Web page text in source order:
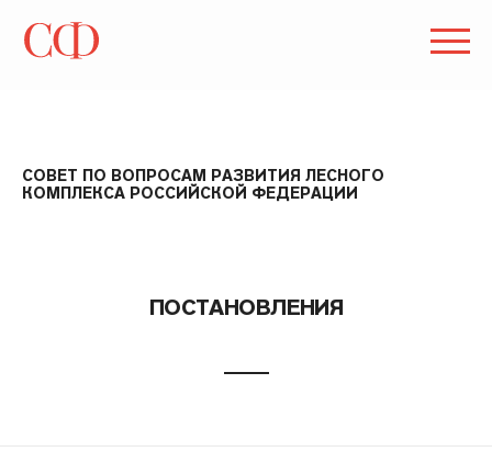
СОВЕТ ПО ВОПРОСАМ РАЗВИТИЯ ЛЕСНОГО
КОМПЛЕКСА РОССИЙСКОЙ ФЕДЕРАЦИИ
ПОСТАНОВЛЕНИЯ